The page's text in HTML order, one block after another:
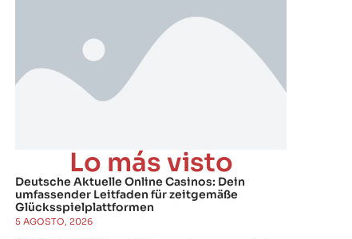
Lo más visto
Deutsche Aktuelle Online Casinos: Dein
umfassender Leitfaden für zeitgemäße
Glücksspielplattformen
5 AGOSTO, 2026